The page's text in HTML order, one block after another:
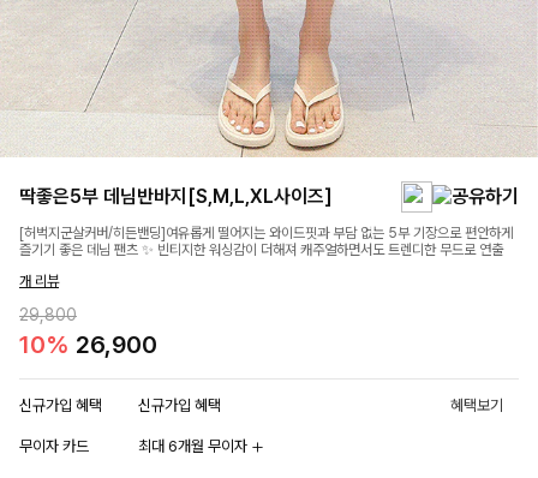
딱좋은5부 데님반바지[S,M,L,XL사이즈]
[허벅지군살커버/히든밴딩]여유롭게 떨어지는 와이드핏과 부담 없는 5부 기장으로 편안하게
즐기기 좋은 데님 팬츠 ✨ 빈티지한 워싱감이 더해져 캐주얼하면서도 트렌디한 무드로 연출
개 리뷰
29,800
10% 26,900
신규가입 혜택 신규가입 혜택 혜택보기
무이자 카드 최대 6개월 무이자